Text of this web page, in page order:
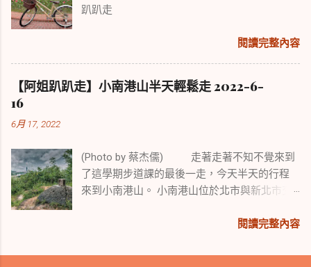
趴趴走
閱讀完整內容
【阿姐趴趴走】小南港山半天輕鬆走 2022-6-
16
6月 17, 2022
(Photo by 蔡杰儒) 走著走著不知不覺來到
了這學期步道課的最後一走，今天半天的行程
來到小南港山。 小南港山位於北市與新北市交
我們走在平坦的階梯步道，走在山稜線眺望台
閱讀完整內容